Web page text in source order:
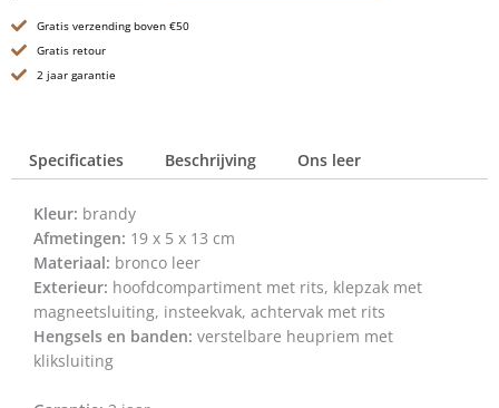
Missouri
-
Brandy
Gratis verzending boven €50
Gratis retour
2 jaar garantie
Specificaties Beschrijving Ons leer
Kleur: brandy
Afmetingen: 19 x 5 x 13 cm
Materiaal: bronco leer
Exterieur: hoofdcompartiment met rits, klepzak met
magneetsluiting, insteekvak, achtervak met rits
Hengsels en banden: verstelbare heupriem met
kliksluiting